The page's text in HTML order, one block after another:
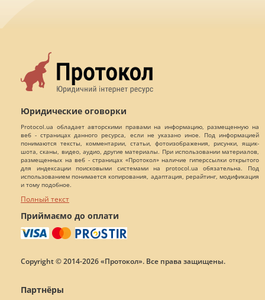
Юридические оговорки
Protocol.ua обладает авторскими правами на информацию, размещенную на
веб - страницах данного ресурса, если не указано иное. Под информацией
понимаются тексты, комментарии, статьи, фотоизображения, рисунки, ящик-
шота, сканы, видео, аудио, другие материалы. При использовании материалов,
размещенных на веб - страницах «Протокол» наличие гиперссылки открытого
для индексации поисковыми системами на protocol.ua обязательна. Под
использованием понимается копирования, адаптация, рерайтинг, модификация
и тому подобное.
Полный текст
Приймаємо до оплати
Copyright © 2014-2026 «Протокол». Все права защищены.
Партнёры